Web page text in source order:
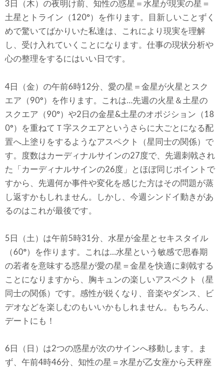
3日（木）の夜明け前、知性の惑星＝水星が現実の星＝
土星とトライン（120°）を作ります。目新しいことずく
めで驚いてばかりいた私達は、これにより現実を理解
し、受け入れていくことになります。仕事の現状分析や
心の整理をするにはいい日です。
4日（金）の午前6時12分、愛の星＝金星が火星とスク
エア（90°）を作ります。これは…先週の火星＆土星の
スクエア（90°）や2日の金星&土星のオポジション（18
0°）を重ねてＴ字スクエアというさらに大ごとになる配
置へ上塗りをするようなアスペクト（星同士の関係）で
す。度数はカーディナルサインの27度で、先週刺戟され
た「カーディナルサインの26度」とほぼ同じポイントで
すから、先週何か事件や変化を感じた方はその問題が蒸
し返すかもしれません。しかし、今週シンドイ動きがあ
るのはこれが最後です。
5日（土）は午前5時31分、水星が金星とセキスタイル
（60°）を作ります。これは…水星という敏感で思春期
の若者を意味する惑星が愛の星＝金星を快適に刺戟する
ことになりますから、胸キュンの楽しいアスペクト（星
同士の関係）です。感性が鋭くなり、音楽やダンス、ビ
デオなどを楽しむのもいいかもしれません。もちろん、
デートにも！
6日（日）は2つの惑星が次のサインへ移動します。ま
ず、午前4時46分、知性の星＝水星が乙女座から天秤座